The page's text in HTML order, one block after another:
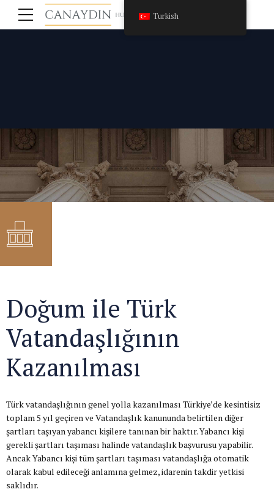
Doğum ile Türk
Vatandaşlığının
Kazanılması
Türk vatandaşlığının genel yolla kazanılması Türkiye’de kesintisiz
toplam 5 yıl geçiren ve Vatandaşlık kanununda belirtilen diğer
şartları taşıyan yabancı kişilere tanınan bir haktır. Yabancı kişi
gerekli şartları taşıması halinde vatandaşlık başvurusu yapabilir.
Ancak Yabancı kişi tüm şartları taşıması vatandaşlığa otomatik
olarak kabul edileceği anlamına gelmez, idarenin takdir yetkisi
saklıdır.
Turkish